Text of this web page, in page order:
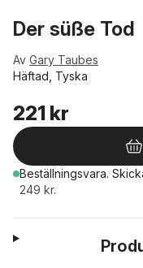
Der süße Tod
Av Gary Taubes
Häftad, Tyska
221 kr
Beställningsvara.
249 kr.